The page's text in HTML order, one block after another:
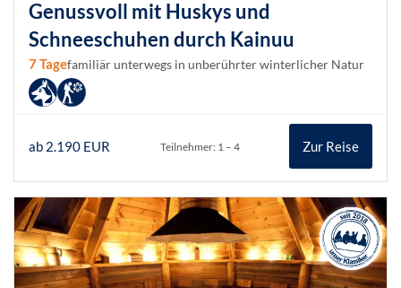
Genussvoll mit Huskys und
Schneeschuhen durch Kainuu
7 Tagefamiliär unterwegs in unberührter winterlicher Natur
ab 2.190 EUR Teilnehmer: 1 – 4 Zur Reise